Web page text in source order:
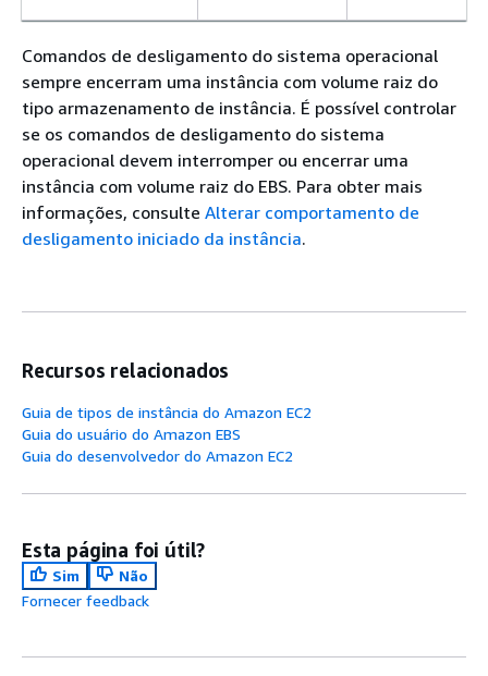
Comandos de desligamento do sistema operacional
sempre encerram uma instância com volume raiz do
tipo armazenamento de instância. É possível controlar
se os comandos de desligamento do sistema
operacional devem interromper ou encerrar uma
instância com volume raiz do EBS. Para obter mais
informações, consulte Alterar comportamento de
desligamento iniciado da instância.
Recursos relacionados
Guia de tipos de instância do Amazon EC2
Guia do usuário do Amazon EBS
Guia do desenvolvedor do Amazon EC2
Esta página foi útil?
Sim
Não
Fornecer feedback